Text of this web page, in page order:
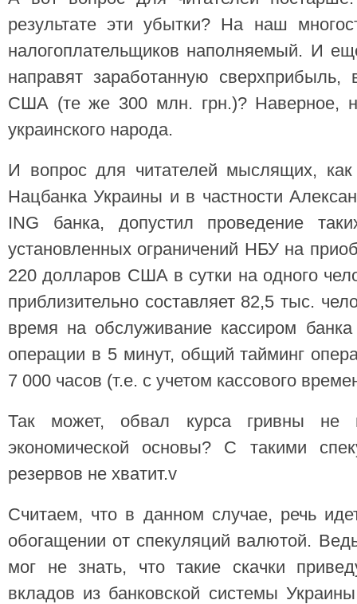
результате эти убытки? На наш
налогоплательщиков наполняемый. И
направят заработанную
США (те же 300 млн. грн.)? Наверное,
украинского народа.
И вопрос для читателей мыслящих, как
Нацбанка Украины и в частности
ING банка, допустил проведение
установленных ограничений НБУ на
220 долларов США в сутки на одного
приблизительно составляет 82,5 тыс.
время на обслуживание кассиром
операции в 5 минут, общий тайминг
7 000 часов (т.е. с учетом кассового
Так может, обвал курса гривны не
экономической основы? С такими
резервов не хватит.v
Считаем, что в данном случае, речь
обогащении от спекуляций валютой.
мог не знать, что такие скачки
вкладов из банковской системы